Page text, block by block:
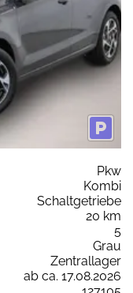
Pkw
Kombi
Schaltgetriebe
20 km
5
Grau
Zentrallager
ab ca. 17.08.2026